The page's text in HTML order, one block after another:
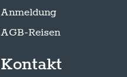
Anmeldung
AGB-Reisen
Kontakt